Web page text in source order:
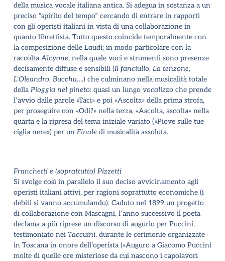
della musica vocale italiana antica. Si adegua in sostanza a un
preciso “spirito del tempo” cercando di entrare in rapporti
con gli operisti italiani in vista di una collaborazione in
quanto librettista. Tutto questo coincide temporalmente con
la composizione delle Laudi; in modo particolare con la
raccoltaAlcyone, nella quale voci e strumenti sono presenze
decisamente diffuse e sensibili (Il fanciullo,La tenzone,
L’Oleandro,Buccha….) che culminano nella musicalità totale
della Pioggia nel pineto: quasi un lungo vocalizzoche prende
l’avvio dalle parole «Taci» e poi «Ascolta» della prima strofa,
per proseguire con «Odi?» nella terza, «Ascolta, ascolta» nella
quarta e la ripresa del tema iniziale variato («Piove sulle tue
ciglia nere») per un Finale di musicalità assoluta.
Franchetti e (soprattutto) Pizzetti
Si svolge così in parallelo il suo deciso avvicinamento agli
operisti italiani attivi, per ragioni soprattutto economiche (i
debiti si vanno accumulando). Caduto nel 1899 un progetto
di collaborazione con Mascagni, l’anno successivo il poeta
declama a più riprese un discorso di augurio per Puccini,
testimoniato nei Taccuini, durante le cerimonie organizzate
in Toscana in onore dell’operista («Auguro a Giacomo Puccini
molte di quelle ore misteriose da cui nascono i capolavori